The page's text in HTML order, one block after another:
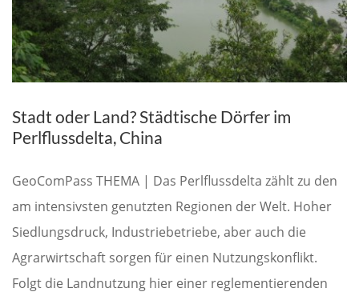
Stadt oder Land? Städtische Dörfer im
Perlflussdelta, China
GeoComPass THEMA | Das Perlflussdelta zählt zu den
am intensivsten genutzten Regionen der Welt. Hoher
Siedlungsdruck, Industriebetriebe, aber auch die
Agrarwirtschaft sorgen für einen Nutzungskonflikt.
Folgt die Landnutzung hier einer reglementierenden